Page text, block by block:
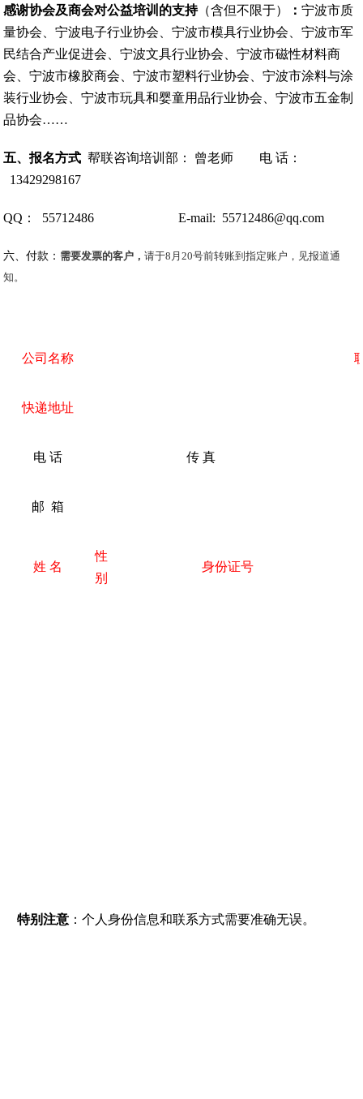
感谢协会及商会对公益培训的支持（含但不限于） ：宁波市质
量协会、宁波电子行业协会、宁波市模具行业协会、宁波市军
民结合产业促进会、宁波文具行业协会、宁波市磁性材料商
会、宁波市橡胶商会、宁波市塑料行业协会、宁波市涂料与涂
装行业协会、宁波市玩具和婴童用品行业协会、宁波市五金制
品协会……
五、报名方式帮联咨询培训部： 曾老师 电 话：
13429298167
QQ ： 55712486 E-mail: 55712486@qq.com
六、付款： 需要发票的客户，请于8月20号前转账到指定账户，见报道通
知。
公司名称
快递地址
电 话 传 真
邮 箱
姓 名
性
别
身份证号
特别注意 ：个人身份信息和联系方式需要准确无误。